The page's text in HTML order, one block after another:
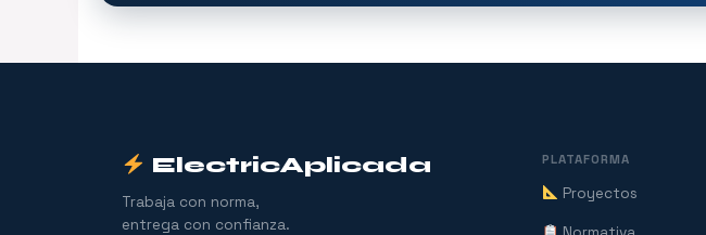
ElectricAplicada
Trabaja con norma,
entrega con confianza.
PLATAFORMA
Proyectos